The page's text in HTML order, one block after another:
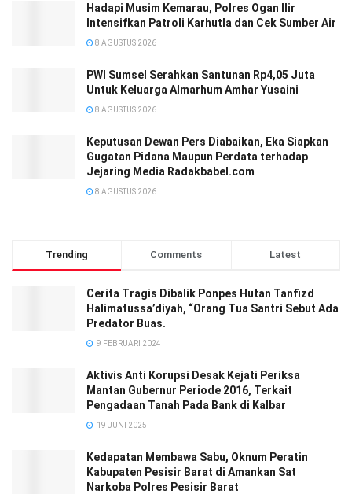
Hadapi Musim Kemarau, Polres Ogan Ilir
Intensifkan Patroli Karhutla dan Cek Sumber Air
8 AGUSTUS 2026
PWI Sumsel Serahkan Santunan Rp4,05 Juta
Untuk Keluarga Almarhum Amhar Yusaini
8 AGUSTUS 2026
Keputusan Dewan Pers Diabaikan, Eka Siapkan
Gugatan Pidana Maupun Perdata terhadap
Jejaring Media Radakbabel.com
8 AGUSTUS 2026
Trending Comments Latest
Cerita Tragis Dibalik Ponpes Hutan Tanfizd
Halimatussa’diyah, “Orang Tua Santri Sebut Ada
Predator Buas.
9 FEBRUARI 2024
Aktivis Anti Korupsi Desak Kejati Periksa
Mantan Gubernur Periode 2016, Terkait
Pengadaan Tanah Pada Bank di Kalbar
19 JUNI 2025
Kedapatan Membawa Sabu, Oknum Peratin
Kabupaten Pesisir Barat di Amankan Sat
Narkoba Polres Pesisir Barat